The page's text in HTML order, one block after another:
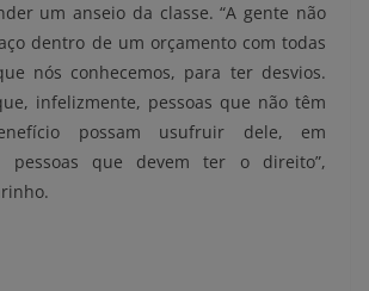
um anseio da classe. “A gente não
dentro de um orçamento com todas
nós conhecemos, para ter desvios.
infelizmente, pessoas que não têm
possam usufruir dele, em
pessoas que devem ter o direito”,